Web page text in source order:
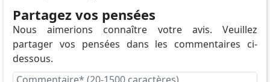
Partagez vos pensées
Nous aimerions connaître votre avis. Veuillez
partager vos pensées dans les commentaires ci-
dessous.